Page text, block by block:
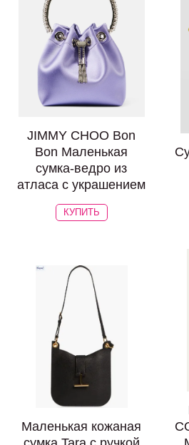
JIMMY CHOO Bon
Bon Маленькая
сумка-ведро из
атласа с украшением
КУПИТЬ
Маленькая кожаная